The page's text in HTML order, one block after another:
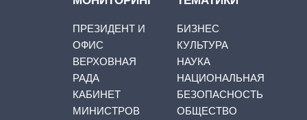
ПРЕЗИДЕНТ И
ОФИС
ВЕРХОВНАЯ
РАДА
КАБИНЕТ
МИНИСТРОВ
БИЗНЕС
КУЛЬТУРА
НАУКА
НАЦИОНАЛЬНАЯ
БЕЗОПАСНОСТЬ
ОБЩЕСТВО